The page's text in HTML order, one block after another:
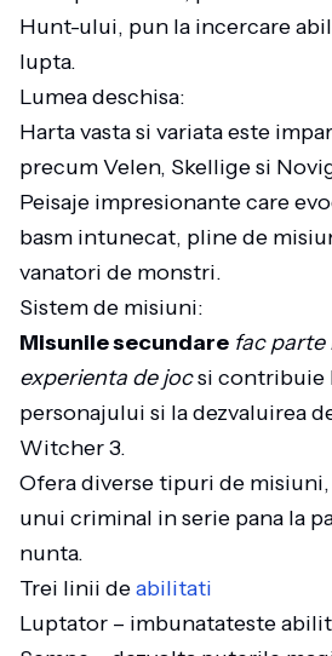
Hunt-ului, pun la incercare
lupta.
Lumea deschisa:
Harta vasta si variata este
precum Velen, Skellige si
Peisaje impresionante care
basm intunecat, pline de
vanatori de monstri.
Sistem de misiuni:
Misunile secundare fac
experienta de jocsi contribuie
personajului si la dezvaluirea
Witcher 3.
Ofera diverse tipuri de
unui criminal in serie pana la
nunta.
Trei linii deabilitati
Luptator – imbunatateste